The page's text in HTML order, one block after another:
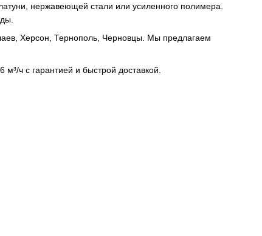
нержавеющей стали или усиленного полимера.
Херсон, Тернополь, Черновцы. Мы предлагаем
м³/ч с гарантией и быстрой доставкой.